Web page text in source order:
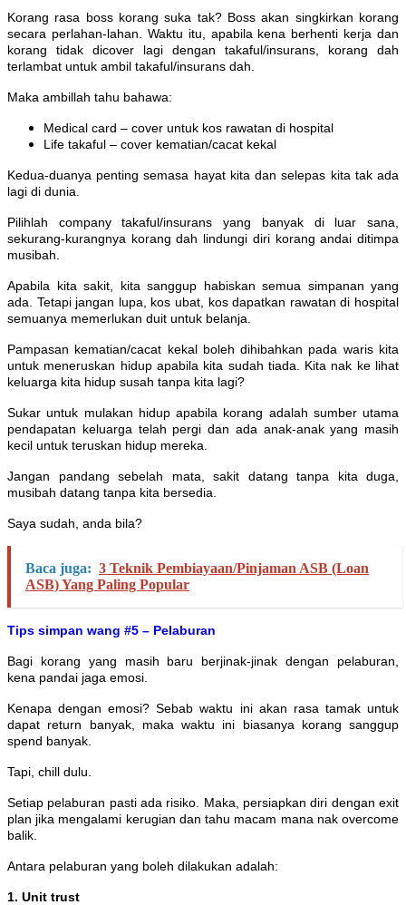
Korang rasa boss korang suka tak? Boss akan singkirkan korang
secara perlahan-lahan. Waktu itu, apabila kena berhenti kerja dan
korang tidak dicover lagi dengan takaful/insurans, korang dah
terlambat untuk ambil takaful/insurans dah.
Maka ambillah tahu bahawa:
Medical card – cover untuk kos rawatan di hospital
Life takaful – cover kematian/cacat kekal
Kedua-duanya penting semasa hayat kita dan selepas kita tak ada
lagi di dunia.
Pilihlah company takaful/insurans yang banyak di luar sana,
sekurang-kurangnya korang dah lindungi diri korang andai ditimpa
musibah.
Apabila kita sakit, kita sanggup habiskan semua simpanan yang
ada. Tetapi jangan lupa, kos ubat, kos dapatkan rawatan di hospital
semuanya memerlukan duit untuk belanja.
Pampasan kematian/cacat kekal boleh dihibahkan pada waris kita
untuk meneruskan hidup apabila kita sudah tiada. Kita nak ke lihat
keluarga kita hidup susah tanpa kita lagi?
Sukar untuk mulakan hidup apabila korang adalah sumber utama
pendapatan keluarga telah pergi dan ada anak-anak yang masih
kecil untuk teruskan hidup mereka.
Jangan pandang sebelah mata, sakit datang tanpa kita duga,
musibah datang tanpa kita bersedia.
Saya sudah, anda bila?
Baca juga: 3 Teknik Pembiayaan/Pinjaman ASB (Loan
ASB) Yang Paling Popular
Tips simpan wang #5 – Pelaburan
Bagi korang yang masih baru berjinak-jinak dengan pelaburan,
kena pandai jaga emosi.
Kenapa dengan emosi? Sebab waktu ini akan rasa tamak untuk
dapat return banyak, maka waktu ini biasanya korang sanggup
spend banyak.
Tapi, chill dulu.
Setiap pelaburan pasti ada risiko. Maka, persiapkan diri dengan exit
plan jika mengalami kerugian dan tahu macam mana nak overcome
balik.
Antara pelaburan yang boleh dilakukan adalah:
1. Unit trust